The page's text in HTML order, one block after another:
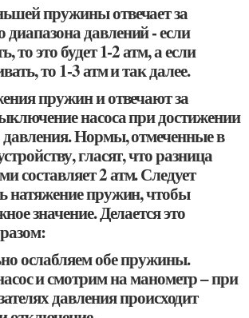
пружины отвечает за
давлений - если
то это будет 1-2 атм, а если
то 1-3 атм и так далее.
пружин и отвечают за
насоса при достижении
давления. Нормы, отмеченные в
гласят, что разница
составляет 2 атм. Следует
натяжение пружин, чтобы
значение. Делается это
ослабляем обе пружины.
и смотрим на манометр – при
давления происходит